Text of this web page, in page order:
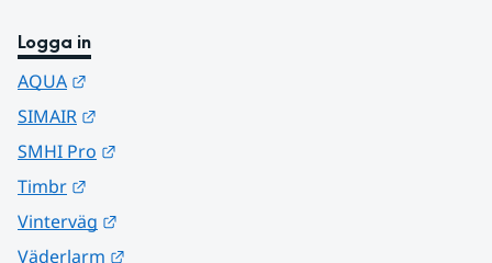
Logga in
AQUA
SIMAIR
SMHI Pro
Timbr
Vinterväg
Väderlarm